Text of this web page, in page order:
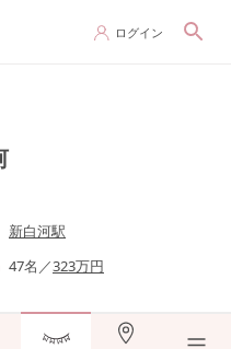
ログイン
新白河駅
47名 ／323万円